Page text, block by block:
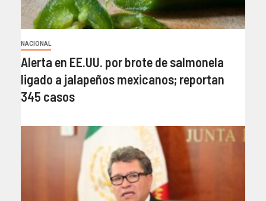
NACIONAL
Alerta en EE.UU. por brote de salmonela
ligado a jalapeños mexicanos; reportan
345 casos